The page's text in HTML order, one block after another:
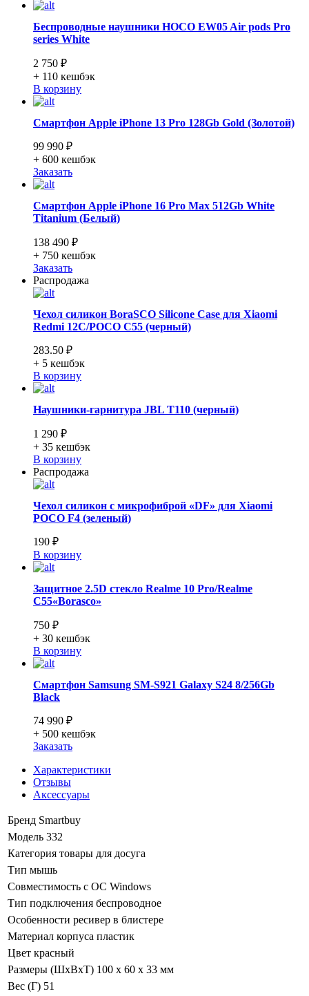
Беспроводные наушники HOCO EW05 Air pods Pro
series White
2 750 ₽
+ 110 кешбэк
В корзину
Смартфон Apple iPhone 13 Pro 128Gb Gold (Золотой)
99 990 ₽
+ 600 кешбэк
Заказать
Смартфон Apple iPhone 16 Pro Max 512Gb White
Titanium (Белый)
138 490 ₽
+ 750 кешбэк
Заказать
Распродажа
Чехол силикон BoraSCO Silicone Case для Xiaomi
Redmi 12C/POCO C55 (черный)
283.50 ₽
+ 5 кешбэк
В корзину
Наушники-гарнитура JBL T110 (черный)
1 290 ₽
+ 35 кешбэк
В корзину
Распродажа
Чехол силикон с микрофиброй «DF» для Xiaomi
POCO F4 (зеленый)
190 ₽
В корзину
Защитное 2.5D стекло Realme 10 Pro/Realme
C55«Borasco»
750 ₽
+ 30 кешбэк
В корзину
Смартфон Samsung SM-S921 Galaxy S24 8/256Gb
Black
74 990 ₽
+ 500 кешбэк
Заказать
Характеристики
Отзывы
Аксессуары
Бренд Smartbuy
Модель 332
Категория товары для досуга
Тип мышь
Совместимость с ОС Windows
Тип подключения беспроводное
Особенности ресивер в блистере
Материал корпуса пластик
Цвет красный
Размеры (ШхВхТ) 100 х 60 х 33 мм
Вес (Г) 51